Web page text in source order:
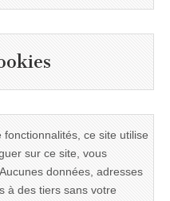
ce site utilise
sur ce site, vous
données, adresses
à des tiers sans votre